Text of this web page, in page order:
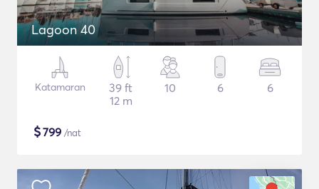
Lagoon 40
Katamaran
39 ft
12 m
10 6 6
$799 /nat